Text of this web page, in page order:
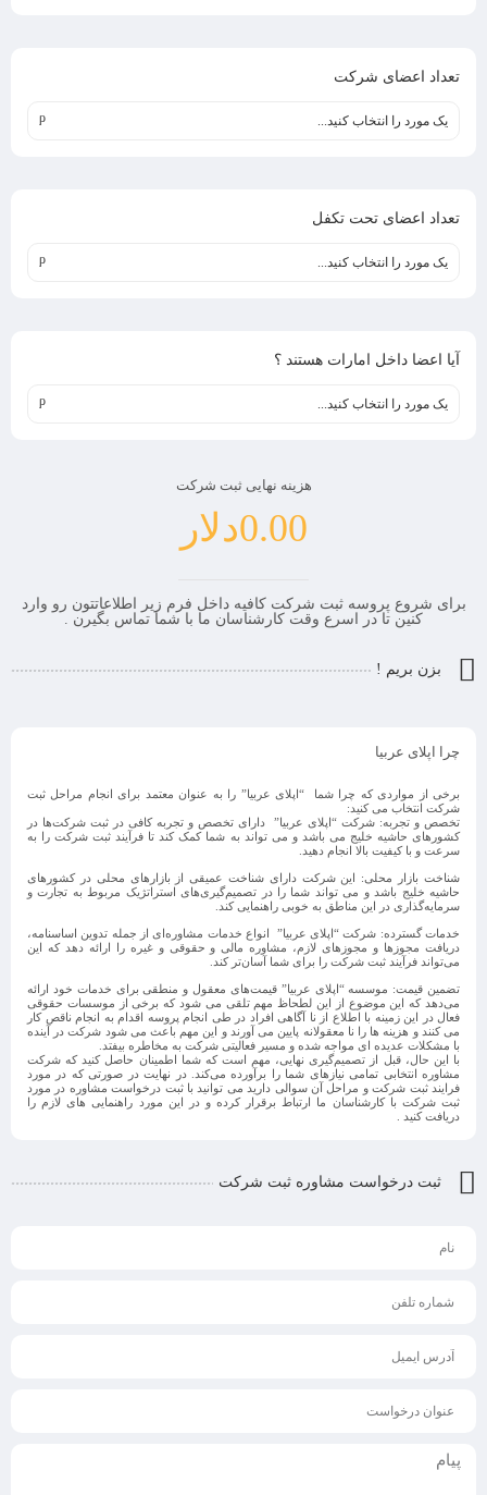
تعداد اعضای شرکت
یک مورد را انتخاب کنید...
تعداد اعضای تحت تکفل
یک مورد را انتخاب کنید...
آیا اعضا داخل امارات هستند ؟
یک مورد را انتخاب کنید...
هزینه نهایی ثبت شرکت
0.00دلار
برای شروع پروسه ثبت شرکت کافیه داخل فرم زیر اطلاعاتتون رو وارد
کنین تا در اسرع وقت کارشناسان ما با شما تماس بگیرن .
بزن بریم !
چرا اپلای عربیا
برخی از مواردی که چرا شما “اپلای عربیا” را به عنوان معتمد برای انجام مراحل ثبت
شرکت انتخاب می کنید:
تخصص و تجربه: شرکت “اپلای عربیا” دارای تخصص و تجربه کافی در ثبت شرکت‌ها در
کشورهای حاشیه خلیج می باشد و می تواند به شما کمک کند تا فرآیند ثبت شرکت را به
سرعت و با کیفیت بالا انجام دهید.
شناخت بازار محلی: این شرکت دارای شناخت عمیقی از بازارهای محلی در کشورهای
حاشیه خلیج باشد و می تواند شما را در تصمیم‌گیری‌های استراتژیک مربوط به تجارت و
سرمایه‌گذاری در این مناطق به خوبی راهنمایی کند.
خدمات گسترده: شرکت “اپلای عربیا” انواع خدمات مشاوره‌ای از جمله تدوین اساسنامه،
دریافت مجوزها و مجوزهای لازم، مشاوره مالی و حقوقی و غیره را ارائه دهد که این
می‌تواند فرآیند ثبت شرکت را برای شما آسان‌تر کند.
تضمین قیمت: موسسه “اپلای عربیا” قیمت‌های معقول و منطقی برای خدمات خود ارائه
می‌دهد که این موضوع از این لطحاظ مهم تلقی می شود که برخی از موسسات حقوقی
فعال در این زمینه با اطلاع از نا آگاهی افراد در طی انجام پروسه اقدام به انجام ناقص کار
می کنند و هزینه ها را نا معقولانه پایین می آورند و این مهم باعث می شود شرکت در آینده
با مشکلات عدیده ای مواجه شده و مسیر فعالیتی شرکت به مخاطره بیفتد.
با این حال، قبل از تصمیم‌گیری نهایی، مهم است که شما اطمینان حاصل کنید که شرکت
مشاوره انتخابی تمامی نیازهای شما را برآورده می‌کند. در نهایت در صورتی که در مورد
فرایند ثبت شرکت و مراحل آن سوالی دارید می توانید با ثبت درخواست مشاوره در مورد
ثبت شرکت با کارشناسان ما ارتباط برقرار کرده و در این مورد راهنمایی های لازم را
دریافت کنید .
ثبت درخواست مشاوره ثبت شرکت